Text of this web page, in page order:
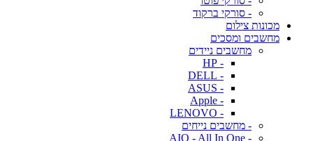
- סורקי ברקוד
מכונות צילום
מחשבים ומסכים
מחשבים ניידים
- HP
- DELL
- ASUS
- Apple
- LENOVO
- מחשבים נייחים
- AIO - All In One